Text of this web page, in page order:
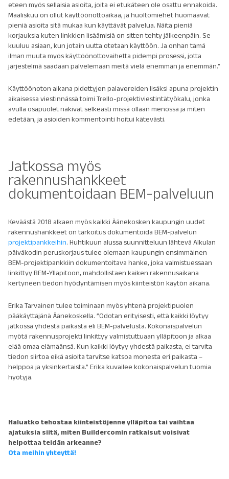
eteen myös sellaisia asioita, joita ei etukäteen ole osattu ennakoida.
Maaliskuu on ollut käyttöönottoaikaa, ja huoltomiehet huomaavat
pieniä asioita sitä mukaa kun käyttävät palvelua. Näitä pieniä
korjauksia kuten linkkien lisäämisiä on sitten tehty jälkeenpäin. Se
kuuluu asiaan, kun jotain uutta otetaan käyttöön. Ja onhan tämä
ilman muuta myös käyttöönottovaihetta pidempi prosessi, jotta
järjestelmä saadaan palvelemaan meitä vielä enemmän ja enemmän.”
Käyttöönoton aikana pidettyjen palavereiden lisäksi apuna projektin
aikaisessa viestinnässä toimi Trello-projektiviestintätyökalu, jonka
avulla osapuolet näkivät selkeästi missä ollaan menossa ja miten
edetään, ja asioiden kommentointi hoitui kätevästi.
Jatkossa myös
rakennushankkeet
dokumentoidaan BEM-palveluun
Keväästä 2018 alkaen myös kaikki Äänekosken kaupungin uudet
rakennushankkeet on tarkoitus dokumentoida BEM-palvelun
projektipankkeihin. Huhtikuun alussa suunnitteluun lähtevä Alkulan
päiväkodin peruskorjaus tulee olemaan kaupungin ensimmäinen
BEM-projektipankkiin dokumentoitava hanke, joka valmistuessaan
linkittyy BEM-Ylläpitoon, mahdollistaen kaiken rakennusaikana
kertyneen tiedon hyödyntämisen myös kiinteistön käytön aikana.
Erika Tarvainen tulee toiminaan myös yhtenä projektipuolen
pääkäyttäjänä Äänekoskella. ”Odotan erityisesti, että kaikki löytyy
jatkossa yhdestä paikasta eli BEM-palvelusta. Kokonaispalvelun
myötä rakennusprojekti linkittyy valmistuttuaan ylläpitoon ja alkaa
elää omaa elämäänsä. Kun kaikki löytyy yhdestä paikasta, ei tarvita
tiedon siirtoa eikä asioita tarvitse katsoa monesta eri paikasta –
helppoa ja yksinkertaista.” Erika kuvailee kokonaispalvelun tuomia
hyötyjä.
Haluatko tehostaa kiinteistöjenne ylläpitoa tai vaihtaa
ajatuksia siitä, miten Buildercomin ratkaisut voisivat
helpottaa teidän arkeanne?
Ota meihin yhteyttä!